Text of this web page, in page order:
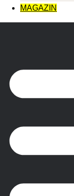
MAGAZIN